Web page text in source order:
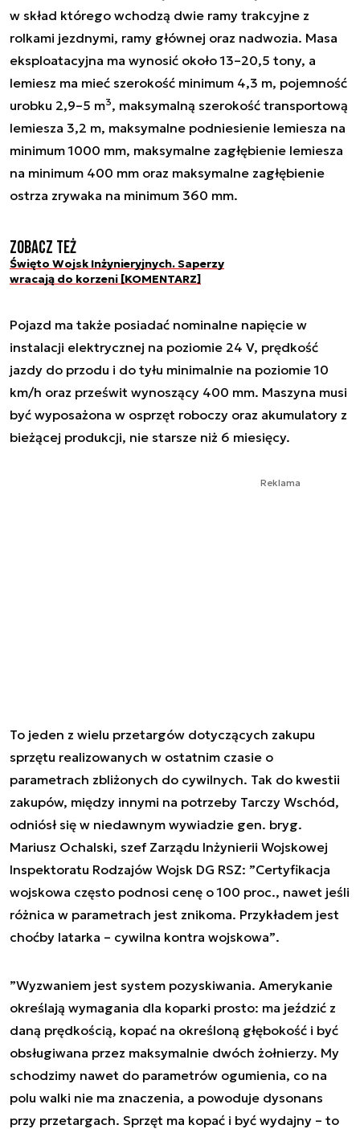
w skład którego wchodzą dwie ramy trakcyjne z
rolkami jezdnymi, ramy głównej oraz nadwozia. Masa
eksploatacyjna ma wynosić około 13–20,5 tony, a
lemiesz ma mieć szerokość minimum 4,3 m, pojemność
urobku 2,9–5 m3, maksymalną szerokość transportową
lemiesza 3,2 m, maksymalne podniesienie lemiesza na
minimum 1000 mm, maksymalne zagłębienie lemiesza
na minimum 400 mm oraz maksymalne zagłębienie
ostrza zrywaka na minimum 360 mm.
Zobacz też
Święto Wojsk Inżynieryjnych. Saperzy
wracają do korzeni [KOMENTARZ]
Pojazd ma także posiadać nominalne napięcie w
instalacji elektrycznej na poziomie 24 V, prędkość
jazdy do przodu i do tyłu minimalnie na poziomie 10
km/h oraz prześwit wynoszący 400 mm. Maszyna musi
być wyposażona w osprzęt roboczy oraz akumulatory z
bieżącej produkcji, nie starsze niż 6 miesięcy.
Reklama
To jeden z wielu przetargów dotyczących zakupu
sprzętu realizowanych w ostatnim czasie o
parametrach zbliżonych do cywilnych. Tak do kwestii
zakupów, między innymi na potrzeby Tarczy Wschód,
odniósł się w niedawnym wywiadzie gen. bryg.
Mariusz Ochalski, szef Zarządu Inżynierii Wojskowej
Inspektoratu Rodzajów Wojsk DG RSZ: ”Certyfikacja
wojskowa często podnosi cenę o 100 proc., nawet jeśli
różnica w parametrach jest znikoma. Przykładem jest
choćby latarka – cywilna kontra wojskowa”.
”Wyzwaniem jest system pozyskiwania. Amerykanie
określają wymagania dla koparki prosto: ma jeździć z
daną prędkością, kopać na określoną głębokość i być
obsługiwana przez maksymalnie dwóch żołnierzy. My
schodzimy nawet do parametrów ogumienia, co na
polu walki nie ma znaczenia, a powoduje dysonans
przy przetargach. Sprzęt ma kopać i być wydajny – to